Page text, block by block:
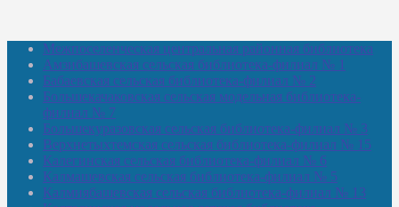
Межпоселенческая центральная районная библиотека
Амзибашевская сельская библиотека-филиал № 1
Бабаевская сельская библиотека-филиал № 2
Большекачаковская сельская модельная библиотека-
филиал № 7
Большекуразовская сельская библиотека-филиал № 3
Верхнетыхтемская сельская библиотека-филиал № 15
Калегинская сельская библиотека-филиал № 6
Калмашевская сельская библиотека-филиал № 5
Калмиябашевская сельская библиотека-филиал № 13